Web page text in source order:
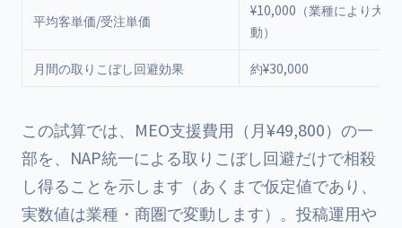
平均客単価/受注単価
¥10,000（業種により大き
動）
月間の取りこぼし回避効果 約¥30,000
この試算では、MEO支援費用（月¥49,800）の一
部を、NAP統一による取りこぼし回避だけで相殺
し得ることを示します（あくまで仮定値であり、
実数値は業種・商圏で変動します）。投稿運用や